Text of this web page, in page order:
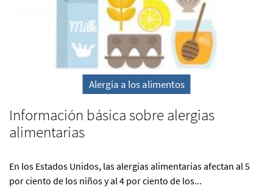
Alergia a los alimentos
Información básica sobre alergias
alimentarias
En los Estados Unidos, las alergias alimentarias afectan al 5
por ciento de los niños y al 4 por ciento de los...